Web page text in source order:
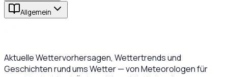
Allgemein
Aktuelle Wettervorhersagen, Wettertrends und
Geschichten rund ums Wetter — von Meteorologen für